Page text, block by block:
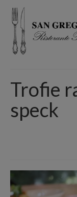
Trofie
speck